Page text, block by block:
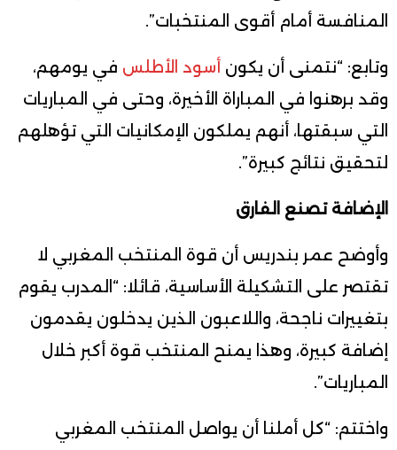
المنافسة أمام أقوى المنتخبات”.
وتابع: “نتمنى أن يكون أسود الأطلس في يومهم،
وقد برهنوا في المباراة الأخيرة، وحتى في المباريات
التي سبقتها، أنهم يملكون الإمكانيات التي تؤهلهم
لتحقيق نتائج كبيرة”.
الإضافة تصنع الفارق
وأوضح عمر بندريس أن قوة المنتخب المغربي لا
تقتصر على التشكيلة الأساسية، قائلا: “المدرب يقوم
بتغييرات ناجحة، واللاعبون الذين يدخلون يقدمون
إضافة كبيرة، وهذا يمنح المنتخب قوة أكبر خلال
المباريات”.
واختتم: “كل أملنا أن يواصل المنتخب المغربي